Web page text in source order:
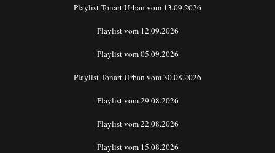
Playlist Tonart Urban vom 13.09.2026
Playlist vom 12.09.2026
Playlist vom 05.09.2026
Playlist Tonart Urban vom 30.08.2026
Playlist vom 29.08.2026
Playlist vom 22.08.2026
Playlist vom 15.08.2026